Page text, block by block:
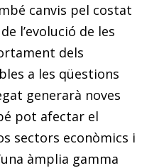
canvis pel costat
l’evolució de les
dels
a les qüestions
generarà noves
pot afectar el
sectors econòmics i
àmplia gamma